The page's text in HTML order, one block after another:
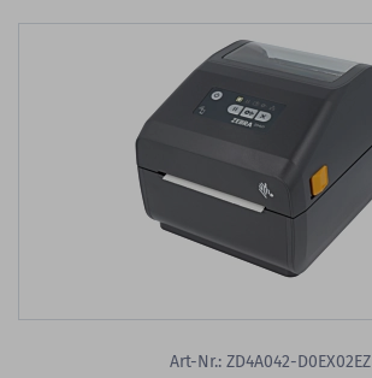
Art-Nr.: ZD4A042-D0EX02EZ